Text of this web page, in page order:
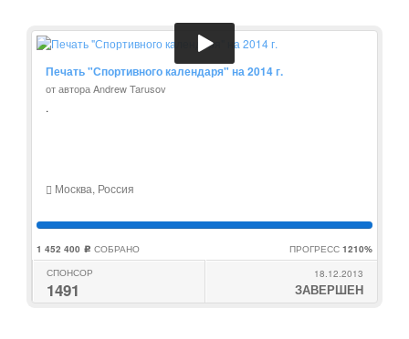
Печать "Спортивного календаря" на 2014 г.
от автора Andrew Tarusov
.
Москва, Россия
1 452 400 c СОБРАНО ПРОГРЕСС 1210%
СПОНСОР
1491
18.12.2013
ЗАВЕРШЕН